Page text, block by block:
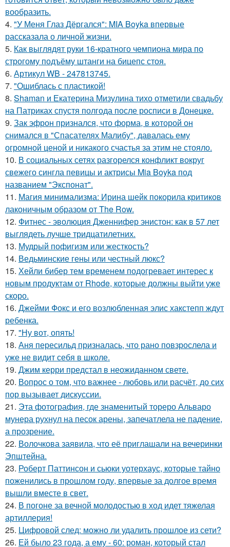
вообразить.
4. "У Меня Глаз Дёргался": MIA Boyka впервые
рассказала о личной жизни.
5. Как выглядят руки 16-кратного чемпиона мира по
строгому подъёму штанги на бицепс стоя.
6. Артикул WB - 247813745.
7. "Ошиблась с пластикой!
8. Shaman и Екатерина Мизулина тихо отметили свадьбу
на Патриках спустя полгода после росписи в Донецке.
9. Зак эфрон признался, что форма, в которой он
снимался в "Спасателях Малибу", давалась ему
огромной ценой и никакого счастья за этим не стояло.
10. В социальных сетях разгорелся конфликт вокруг
свежего сингла певицы и актрисы Mia Boyka под
названием "Экспонат".
11. Магия минимализма: Ирина шейк покорила критиков
лаконичным образом от The Row.
12. Фитнес - эволюция Дженнифер энистон: как в 57 лет
выглядеть лучше тридцатилетних.
13. Мудрый пофигизм или жесткость?
14. Ведьминские гены или честный люкс?
15. Хейли бибер тем временем подогревает интерес к
новым продуктам от Rhode, которые должны выйти уже
скоро.
16. Джейми Фокс и его возлюбленная элис хакстепп ждут
ребенка.
17. "Ну вот, опять!
18. Аня пересильд призналась, что рано повзрослела и
уже не видит себя в школе.
19. Джим керри предстал в неожиданном свете.
20. Вопрос о том, что важнее - любовь или расчёт, до сих
пор вызывает дискуссии.
21. Эта фотография, где знаменитый тореро Альваро
мунера рухнул на песок арены, запечатлела не падение,
а прозрение.
22. Волочкова заявила, что её приглашали на вечеринки
Эпштейна.
23. Роберт Паттинсон и сьюки уотерхаус, которые тайно
поженились в прошлом году, впервые за долгое время
вышли вместе в свет.
24. В погоне за вечной молодостью в ход идет тяжелая
артиллерия!
25. Цифровой след: можно ли удалить прошлое из сети?
26. Ей было 23 года, а ему - 60: роман, который стал